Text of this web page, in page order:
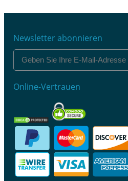
Newsletter abonnieren
Online-Vertrauen